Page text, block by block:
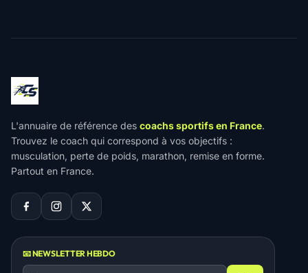
L'annuaire de référence des coachs sportifs en France.
Trouvez le coach qui correspond à vos objectifs :
musculation, perte de poids, marathon, remise en forme.
Partout en France.
📧 NEWSLETTER HEBDO